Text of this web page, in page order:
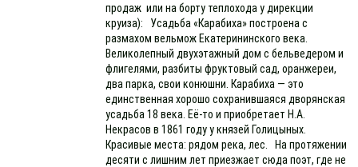
продаж или на борту теплохода у дирекции
круиза): Усадьба «Карабиха» построена с
размахом вельмож Екатерининского века.
Великолепный двухэтажный дом с бельведером и
флигелями, разбиты фруктовый сад, оранжереи,
два парка, свои конюшни. Карабиха — это
единственная хорошо сохранившаяся дворянская
усадьба 18 века. Её-то и приобретает Н.А.
Некрасов в 1861 году у князей Голицыных.
Красивые места: рядом река, лес. На протяжении
десяти с лишним лет приезжает сюда поэт, где не